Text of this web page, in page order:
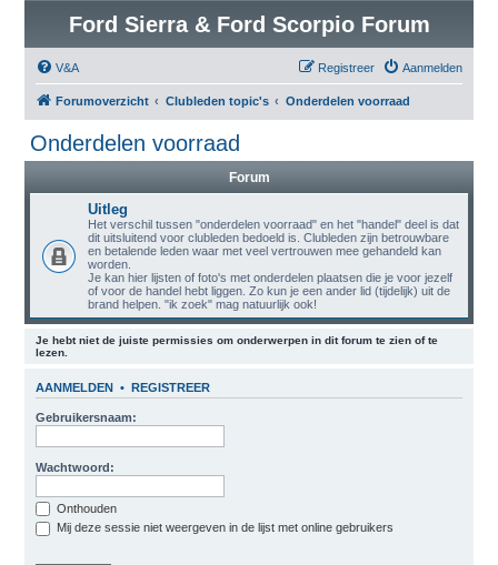
Ford Sierra & Ford Scorpio Forum
V&A Aanmelden
Registreer
Forumoverzicht Clubleden topic's Onderdelen voorraad
Onderdelen voorraad
Forum
Uitleg
Het verschil tussen "onderdelen voorraad" en het "handel" deel is dat
dit uitsluitend voor clubleden bedoeld is. Clubleden zijn betrouwbare
en betalende leden waar met veel vertrouwen mee gehandeld kan
worden.
Je kan hier lijsten of foto's met onderdelen plaatsen die je voor jezelf
of voor de handel hebt liggen. Zo kun je een ander lid (tijdelijk) uit de
brand helpen. "ik zoek" mag natuurlijk ook!
Je hebt niet de juiste permissies om onderwerpen in dit forum te zien of te
lezen.
AANMELDEN • REGISTREER
Gebruikersnaam:
Wachtwoord:
Onthouden
Mij deze sessie niet weergeven in de lijst met online gebruikers